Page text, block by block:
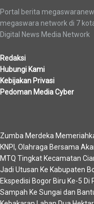
Portal berita
megaswara network di 7
Digital News Media Network
Redaksi
Hubungi Kami
Kebijakan Privasi
Pedoman Media Cyber
Zumba Merdeka
KNPI, Olahraga Bersama
MTQ Tingkat Kecamatan
Jadi Utusan Ke Kabupaten
Ekspedisi Bogor Biru Ke-5
Sampah Ke Sungai dan